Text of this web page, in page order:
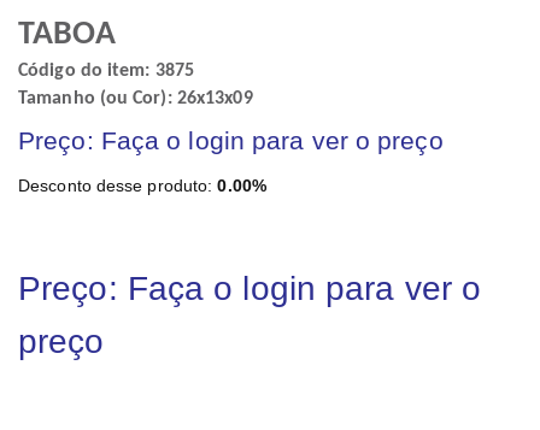
TABOA
Código do item: 3875
Tamanho (ou Cor): 26x13x09
Preço: Faça o login para ver o preço
Desconto desse produto:0.00%
Preço: Faça o login para ver o
preço